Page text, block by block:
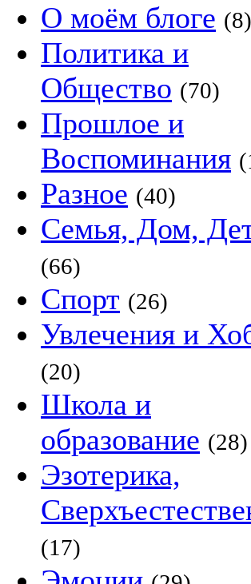
О моём блоге (8)
Политика и
Общество (70)
Прошлое и
Воспоминания
Разное (40)
Семья, Дом,
(66)
Спорт (26)
Увлечения и
(20)
Школа и
образование (28)
Эзотерика,
(17)